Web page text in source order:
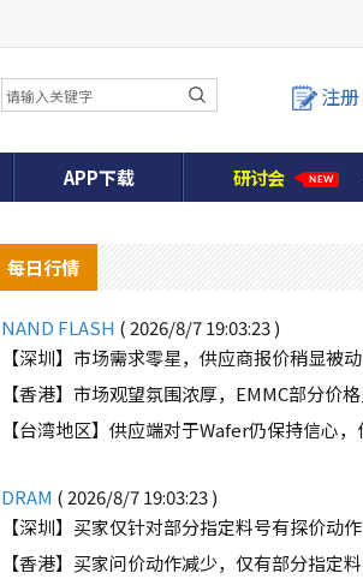
注册
APP下载 研讨会 NEW
每日行情
NAND FLASH ( 2026/8/7 19:03:23 )
【深圳】市场需求零星，供应商报价稍显被动
DRAM ( 2026/8/7 19:03:23 )